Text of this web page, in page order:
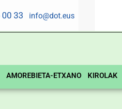
00 33 info@dot.eus
AMOREBIETA-ETXANO KIROLAK